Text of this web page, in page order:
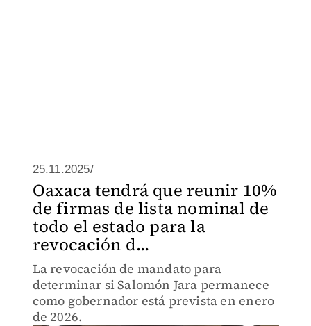
25.11.2025/
Oaxaca tendrá que reunir 10%
de firmas de lista nominal de
todo el estado para la
revocación d...
La revocación de mandato para
determinar si Salomón Jara permanece
como gobernador está prevista en enero
de 2026.